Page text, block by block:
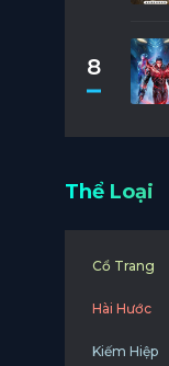
8
Thể Loại
Cổ Trang
Hài Hước
Kiếm Hiệp